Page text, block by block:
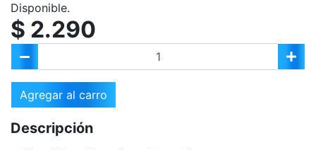
Disponible.
$ 2.290
Agregar al carro
Descripción